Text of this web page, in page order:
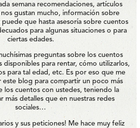
semana recomendaciones, artículos
gustan mucho, información sobre
puede que hasta asesoría sobre cuentos
para algunas situaciones o para
ciertas edades.
preguntas sobre los cuentos
disponibles para rentar, cómo utilizarlos,
para tal edad, etc. Es por eso que me
este blog para compartir un poco más
los cuentos con ustedes, teniendo la
más detalles que en nuestras redes
sociales…
y sus peticiones! Me hace muy feliz